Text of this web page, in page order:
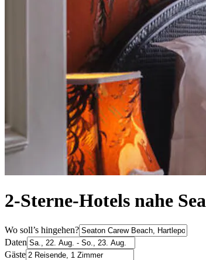
2-Sterne-Hotels nahe
Wo soll’s hingehen?
Daten
Gäste